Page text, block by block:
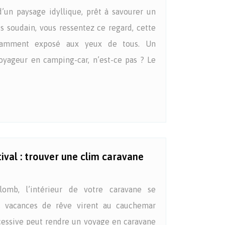
paysage idyllique, prêt à savourer un
soudain, vous ressentez ce regard, cette
exposé aux yeux de tous. Un
en camping-car, n’est-ce pas ? Le
: trouver une clim caravane
l’intérieur de votre caravane se
de rêve virent au cauchemar
peut rendre un voyage en caravane